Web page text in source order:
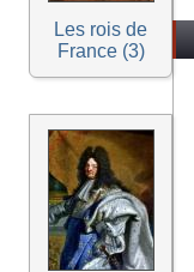
Les rois de
France (3)